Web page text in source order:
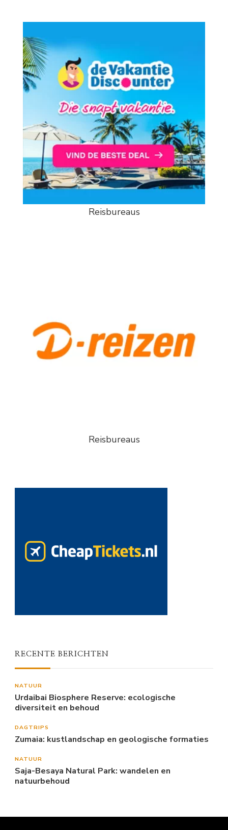
Reisbureaus
Reisbureaus
RECENTE BERICHTEN
NATUUR
Urdaibai Biosphere Reserve: ecologische
diversiteit en behoud
DAGTRIPS
Zumaia: kustlandschap en geologische formaties
NATUUR
Saja-Besaya Natural Park: wandelen en
natuurbehoud